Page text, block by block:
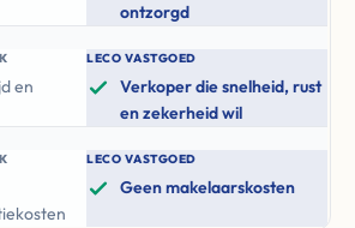
ontzorgd
en
LECO VASTGOED
Verkoper die snelheid, rust
en zekerheid wil
LECO VASTGOED
Geen makelaarskosten